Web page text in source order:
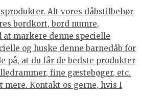
Alt vores dåbstilbehør
bordkort, bord numre,
markere denne specielle
og huske denne barnedåb for
på, at du får de bedste produkter
fine gæstebøger, etc.
Kontakt os gerne, hvis I